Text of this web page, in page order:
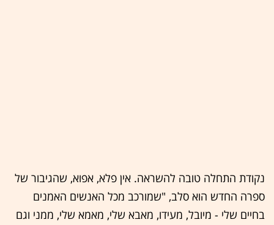
נקודת התחלה טובה להשראה. אין פלא, אפוא, שהגיבור של
ספרה החדש הוא סלב, "שמורכב מכל האנשים האמנים
בחיים שלי - מיובל, מעידו, מאבא שלי, מאמא שלי, ממני וגם